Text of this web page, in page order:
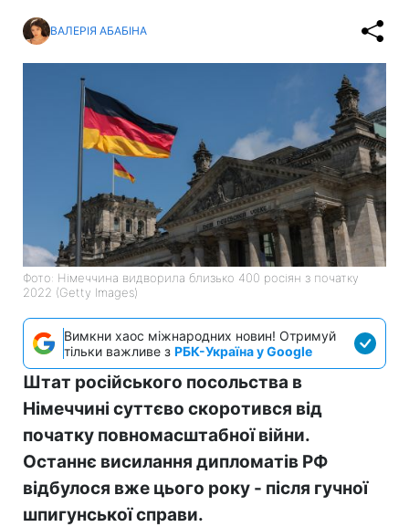
ВАЛЕРІЯ АБАБІНА
Фото: Німеччина видворила близько 400 росіян з початку
2022 (Getty Images)
Вимкни хаос міжнародних новин! Отримуй
тільки важливе з РБК-Україна у Google
Штат російського посольства в
Німеччині суттєво скоротився від
початку повномасштабної війни.
Останнє висилання дипломатів РФ
відбулося вже цього року - після гучної
шпигунської справи.